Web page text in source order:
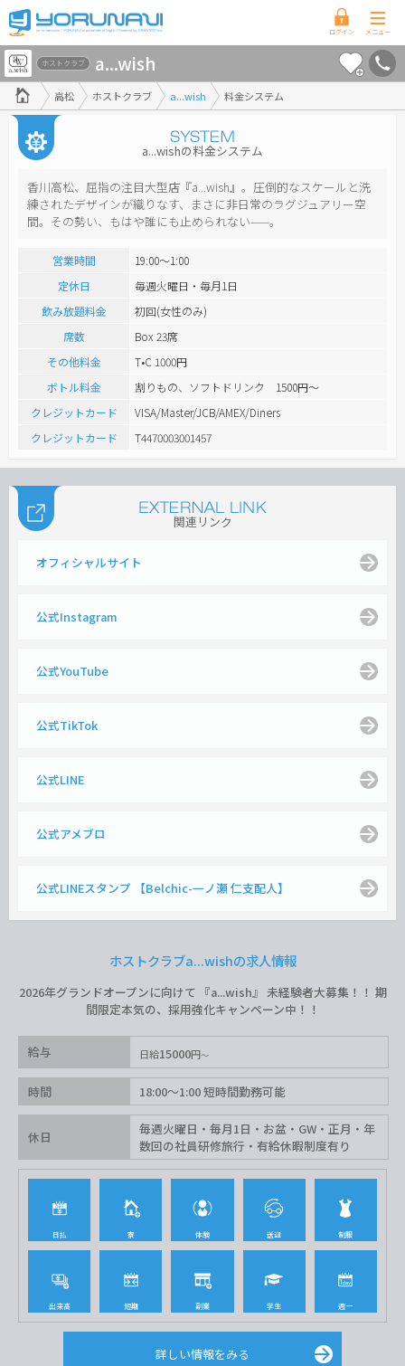
香
川
県
版
高松 ホストクラブ a...wish 料金システム
ホストクラブ a...wish
a...wishの料金システム
香川高松、屈指の注目大型店『a...wish』。圧倒的なスケールと洗
練されたデザインが織りなす、まさに非日常のラグジュアリー空
間。その勢い、もはや誰にも止められない——。
営業時間
19:00～1:00
定休日
毎週火曜日・毎月1日
飲み放題料金
初回(女性のみ)
席数
Box 23席
その他料金
T•C 1000円
ボトル料金
割りもの、ソフトドリンク 1500円〜
クレジットカード
VISA/Master/JCB/AMEX/Diners
クレジットカード
T4470003001457
関連リンク
オフィシャルサイト
公式Instagram
公式YouTube
公式TikTok
公式LINE
公式アメブロ
公式LINEスタンプ 【Belchic-一ノ瀬 仁支配人】
ホストクラブa...wishの求人情報
2026年グランドオープンに向けて 『a...wish』 未経験者大募集！！ 期
間限定本気の、採用強化キャンペーン中！！
給与 日給15000円
時間 18:00〜1:00 短時間勤務可能
休日
毎週火曜日・毎月1日・お盆・GW・正月・年
数回の社員研修旅行・有給休暇制度有り
日払 寮 体験 送迎 制服
出来高 短期 副業 学生 週一
詳しい情報をみる